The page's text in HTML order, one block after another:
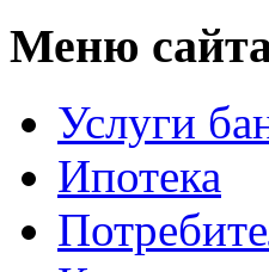
Меню
Услуги
Ипотека